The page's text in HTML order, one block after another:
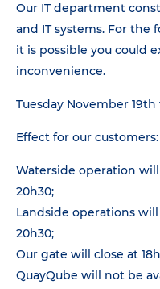
Our IT department
and IT systems. For
it is possible you could
inconvenience.
Tuesday November
Effect for our customers:
Waterside operation
20h30;
Landside operations
20h30;
Our gate will close at
QuayQube will not be